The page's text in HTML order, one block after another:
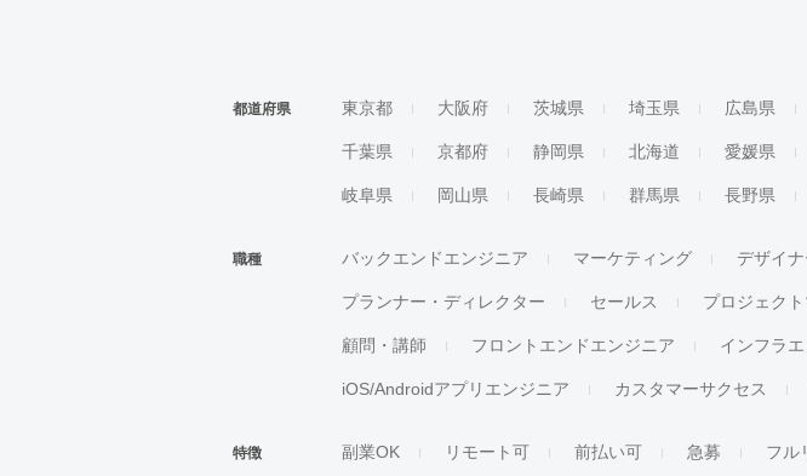
都道府県 東京都 大阪府 茨城県 埼玉県 広島県
千葉県 京都府 静岡県 北海道 愛媛県
岐阜県 岡山県 長崎県 群馬県 長野県
職種 バックエンドエンジニア マーケティング デザイナ
プランナー・ディレクター セールス プロジェク
顧問・講師 フロントエンドエンジニア インフラ
iOS/Androidアプリエンジニア カスタマーサクセス
特徴 副業OK リモート可 前払い可 急募 フル